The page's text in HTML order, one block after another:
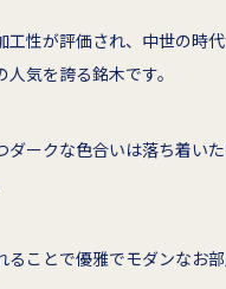
工性が評価され、中世の時
気を誇る銘木です。
ダークな色合いは落ち着い
ることで優雅でモダンなお